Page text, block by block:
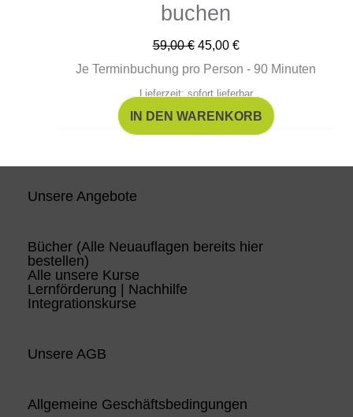
buchen
59,00€ 45,00 €
Je Terminbuchung pro Person - 90 Minuten
Lieferzeit: sofort lieferbar
IN DEN WARENKORB
Unsere Angebote
Bücher (Alle Neuauflagen bereits hier
bestellen)
Alle unsere Kurse
Lernförderung | Nachhilfe
Integrationskurse
Unsere AGB
Allgemeine Geschäftsbedingungen